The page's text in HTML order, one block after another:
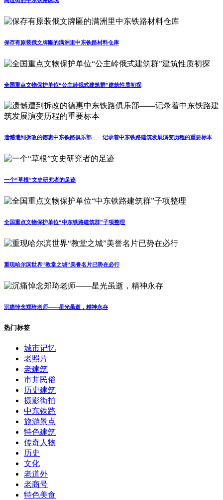
保存有原装俄文牌匾的满洲里中东铁路材料仓库
全国重点文物保护单位“公主岭俄式建筑群”建筑性质初探
遗憾遭到拆改的德惠中东铁路俱乐部——记录着中东铁路建筑发展演变历程的重要标本
一个“草根”文史研究者的足迹
全国重点文物保护单位“中东铁路建筑群”子项整理
重现哈尔滨世界“教堂之城”美誉名片已势在必行
沉痛悼念郑琦老师——星光虽逝，精神永存
热门标签
城市记忆
老照片
老建筑
市井民俗
历史建筑
摄影街拍
中东铁路
旅游景点
特色建筑
传奇人物
历史
文化
老道外
老商号
特色美食